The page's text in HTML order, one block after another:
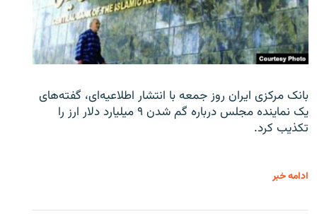
بانک مرکزی ایران روز جمعه با انتشار اطلاعیه‌ای، گفته‌های
یک نماینده مجلس درباره گم شدن ۹ میلیارد دلار ارز را
تکذیب کرد.
ادامه خبر